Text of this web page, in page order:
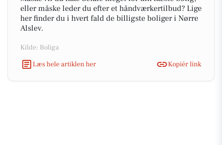
eller måske leder du efter et håndværkertilbud? Lige
her finder du i hvert fald de billigste boliger i Nørre
Alslev.
Kilde: Boliga
Læs hele artiklen her
Kopiér link